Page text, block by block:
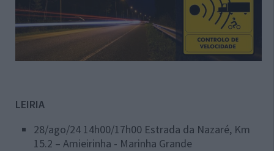
LEIRIA
28/ago/24 14h00/17h00 Estrada da Nazaré, Km
15.2 – Amieirinha - Marinha Grande